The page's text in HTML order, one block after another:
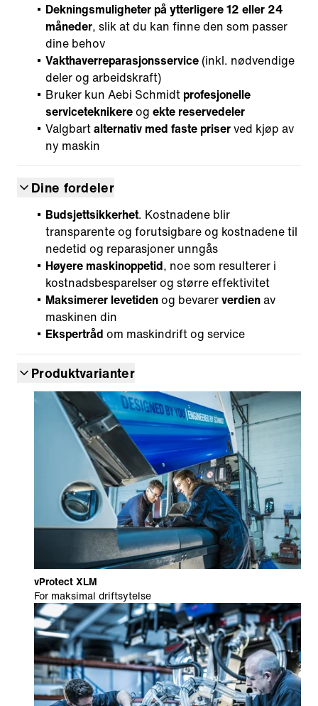
Dekningsmuligheter på ytterligere 12 eller 24
måneder, slik at du kan finne den som passer
dine behov
Vakthaverreparasjonsservice (inkl. nødvendige
deler og arbeidskraft)
Bruker kun Aebi Schmidt profesjonelle
serviceteknikereog ekte reservedeler
Valgbartalternativ med faste priserved kjøp av
ny maskin
Dine fordeler
Budsjettsikkerhet. Kostnadene blir
transparente og forutsigbare og kostnadene til
nedetid og reparasjoner unngås
Høyere maskinoppetid, noe som resulterer i
kostnadsbesparelser og større effektivitet
Maksimerer levetidenog bevarerverdienav
maskinen din
Ekspertråd om maskindrift og service
Produktvarianter
vProtect XLM
For maksimal driftsytelse